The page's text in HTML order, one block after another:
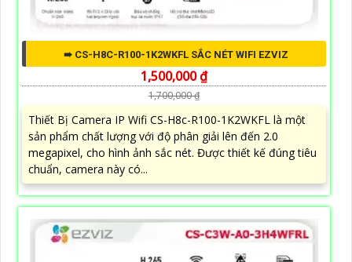
➠ CS-H8C-R100-1K2WKFL SẮC NÉT WIFI EZVIZ
1,500,000 ₫
1,700,000 ₫
Thiết Bị Camera IP Wifi CS-H8c-R100-1K2WKFL là một
sản phẩm chất lượng với độ phân giải lên đến 2.0
megapixel, cho hình ảnh sắc nét. Được thiết kế đúng tiêu
chuẩn, camera này có...